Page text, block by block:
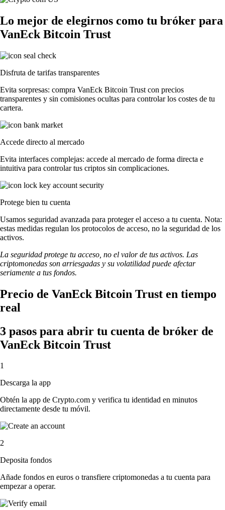
Lo mejor de elegirnos como tu bróker para
VanEck Bitcoin Trust
Disfruta de tarifas transparentes
Evita sorpresas: compra VanEck Bitcoin Trust con precios
transparentes y sin comisiones ocultas para controlar los costes de tu
cartera.
Accede directo al mercado
Evita interfaces complejas: accede al mercado de forma directa e
intuitiva para controlar tus criptos sin complicaciones.
Protege bien tu cuenta
Usamos seguridad avanzada para proteger el acceso a tu cuenta. Nota:
estas medidas regulan los protocolos de acceso, no la seguridad de los
activos.
La seguridad protege tu acceso, no el valor de tus activos. Las
criptomonedas son arriesgadas y su volatilidad puede afectar
seriamente a tus fondos.
Precio de VanEck Bitcoin Trust en tiempo
real
3 pasos para abrir tu cuenta de bróker de
VanEck Bitcoin Trust
1
Descarga la app
Obtén la app de Crypto.com y verifica tu identidad en minutos
directamente desde tu móvil.
2
Deposita fondos
Añade fondos en euros o transfiere criptomonedas a tu cuenta para
empezar a operar.